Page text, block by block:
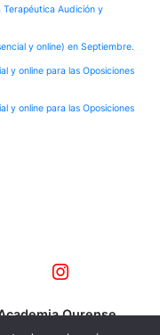
Terapéutica Audición y
y online) en Septiembre.
y online para las Oposiciones
y online para las Oposiciones
Ourense